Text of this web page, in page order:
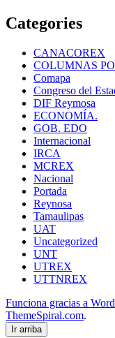
Categories
CANACOREX
COLUMNAS
Comapa
Congreso del
DIF Reymosa
ECONOMÍA.
GOB. EDO
Internacional
IRCA
MCREX
Nacional
Portada
Reynosa
Tamaulipas
UAT
Uncategorized
UNT
UTREX
UTTNREX
Funciona gracias a
ThemeSpiral.com.
Ir arriba